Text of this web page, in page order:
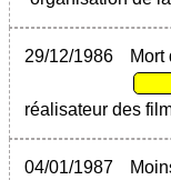
29/12/1986
Mort
réalisateur des
04/01/1987